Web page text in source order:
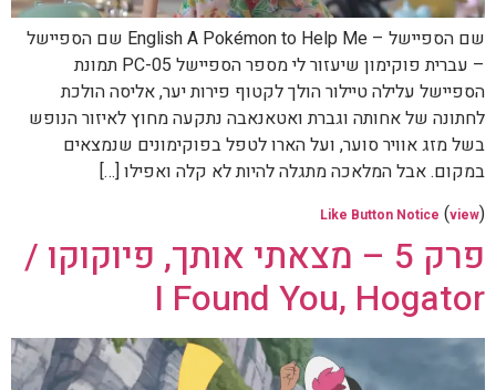
שם הספיישל – English A Pokémon to Help Me שם הספיישל
– עברית פוקימון שיעזור לי מספר הספיישל PC-05 תמונת
הספיישל עלילה טיילור הולך לקטוף פירות יער, אליסה הולכת
לחתונה של אחותה וגברת ואטאנאבה נתקעה מחוץ לאיזור הנופש
בשל מזג אוויר סוער, ועל הארו לטפל בפוקימונים שנמצאים
במקום. אבל המלאכה מתגלה להיות לא קלה ואפילו […]
Like Button Notice (view)
פרק 5 – מצאתי אותך, פיוקוקו /
I Found You, Hogator